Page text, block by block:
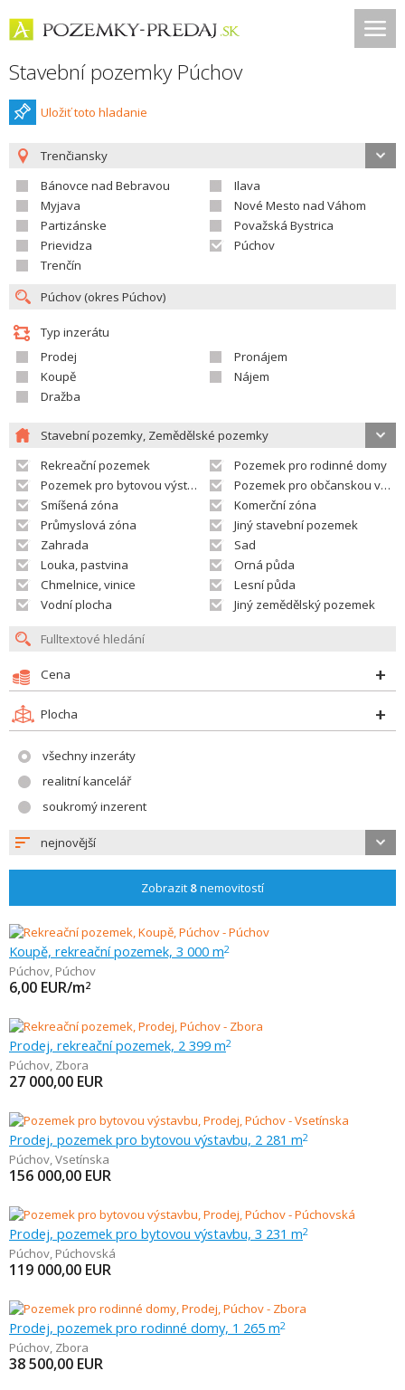
Stavební pozemky Púchov
Uložiť toto hladanie
Trenčiansky
Bánovce nad Bebravou
Ilava
Myjava
Nové Mesto nad Váhom
Partizánske
Považská Bystrica
Prievidza
Púchov
Trenčín
Typ inzerátu
Prodej
Pronájem
Koupě
Nájem
Dražba
Stavební pozemky, Zemědělské pozemky
Rekreační pozemek
Pozemek pro rodinné domy
Pozemek pro bytovou výstavbu
Pozemek pro občanskou vybavenost
Smíšená zóna
Komerční zóna
Průmyslová zóna
Jiný stavební pozemek
Zahrada
Sad
Louka, pastvina
Orná půda
Chmelnice, vinice
Lesní půda
Vodní plocha
Jiný zemědělský pozemek
Cena
Plocha
všechny inzeráty
realitní kancelář
soukromý inzerent
nejnovější
Zobrazit 8nemovitostí
Koupě, rekreační pozemek, 3 000 m2
Púchov, Púchov
6,00 EUR/m2
Prodej, rekreační pozemek, 2 399 m2
Púchov, Zbora
27 000,00 EUR
Prodej, pozemek pro bytovou výstavbu, 2 281 m2
Púchov,Vsetínska
156 000,00 EUR
Prodej, pozemek pro bytovou výstavbu, 3 231 m2
Púchov, Púchovská
119 000,00 EUR
Prodej, pozemek pro rodinné domy, 1 265 m2
Púchov, Zbora
38 500,00 EUR